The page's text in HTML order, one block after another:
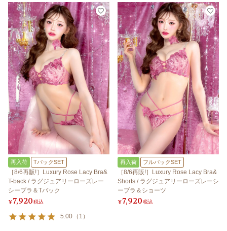
再入荷 TバックSET
［8/6再販!］Luxury Rose Lacy Bra&
T-back / ラグジュアリーローズレー
シーブラ＆Tバック
¥7,920税込
5.00 （ 1 ）
再入荷 フルバックSET
［8/6再販!］Luxury Rose Lacy Bra&
Shorts / ラグジュアリーローズレーシ
ーブラ＆ショーツ
¥7,920税込